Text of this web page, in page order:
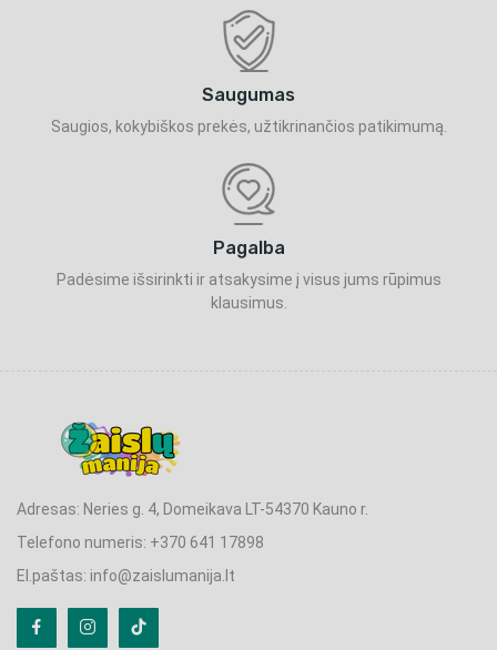
Saugumas
Saugios, kokybiškos prekės, užtikrinančios patikimumą.
Pagalba
Padėsime išsirinkti ir atsakysime į visus jums rūpimus
klausimus.
Adresas: Neries g. 4, Domeikava LT-54370 Kauno r.
Telefono numeris: +370 641 17898
El.paštas: info@zaislumanija.lt